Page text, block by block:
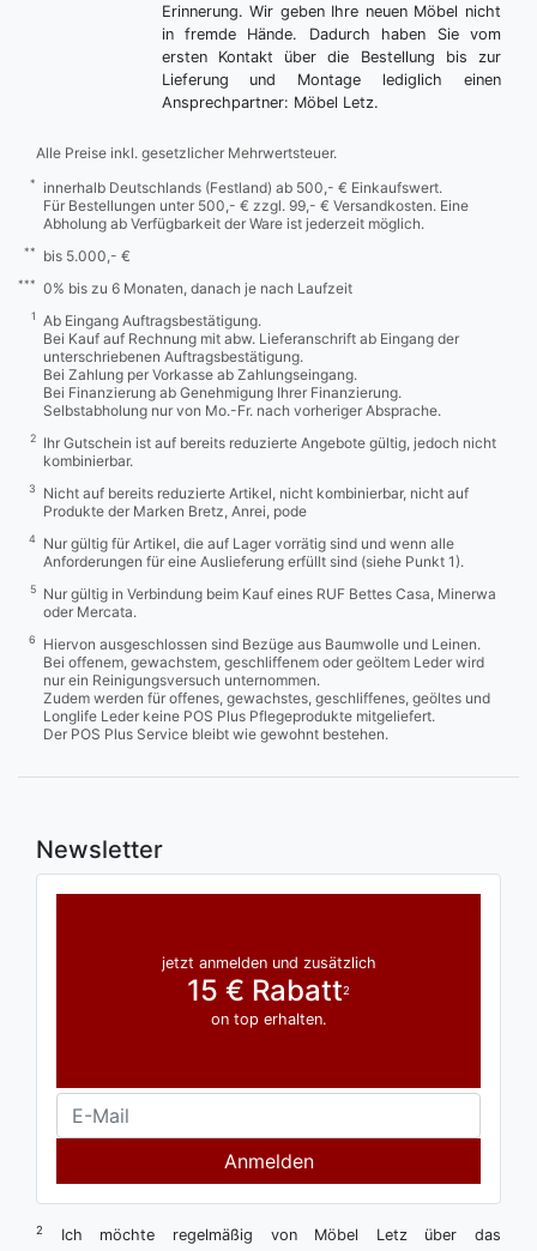
Erinnerung. Wir geben Ihre neuen Möbel nicht
in fremde Hände. Dadurch haben Sie vom
ersten Kontakt über die Bestellung bis zur
Lieferung und Montage lediglich einen
Ansprechpartner: Möbel Letz.
Alle Preise inkl. gesetzlicher Mehrwertsteuer.
*
innerhalb Deutschlands (Festland) ab 500,- € Einkaufswert.
Für Bestellungen unter 500,- € zzgl. 99,- € Versandkosten. Eine
Abholung ab Verfügbarkeit der Ware ist jederzeit möglich.
** bis 5.000,- €
*** 0% bis zu 6 Monaten, danach je nach Laufzeit
1
Ab Eingang Auftragsbestätigung.
Bei Kauf auf Rechnung mit abw. Lieferanschrift ab Eingang der
unterschriebenen Auftragsbestätigung.
Bei Zahlung per Vorkasse ab Zahlungseingang.
Bei Finanzierung ab Genehmigung Ihrer Finanzierung.
Selbstabholung nur von Mo.-Fr. nach vorheriger Absprache.
2
Ihr Gutschein ist auf bereits reduzierte Angebote gültig, jedoch nicht
kombinierbar.
3
Nicht auf bereits reduzierte Artikel, nicht kombinierbar, nicht auf
Produkte der Marken Bretz, Anrei, pode
4
Nur gültig für Artikel, die auf Lager vorrätig sind und wenn alle
Anforderungen für eine Auslieferung erfüllt sind (siehe Punkt 1).
5
Nur gültig in Verbindung beim Kauf eines RUF Bettes Casa, Minerwa
oder Mercata.
6
Hiervon ausgeschlossen sind Bezüge aus Baumwolle und Leinen.
Bei offenem, gewachstem, geschliffenem oder geöltem Leder wird
nur ein Reinigungsversuch unternommen.
Zudem werden für offenes, gewachstes, geschliffenes, geöltes und
Longlife Leder keine POS Plus Pflegeprodukte mitgeliefert.
Der POS Plus Service bleibt wie gewohnt bestehen.
Newsletter
jetzt anmelden und zusätzlich
15 € Rabatt2
on top erhalten.
Anmelden
2
Ich möchte regelmäßig von Möbel Letz über das